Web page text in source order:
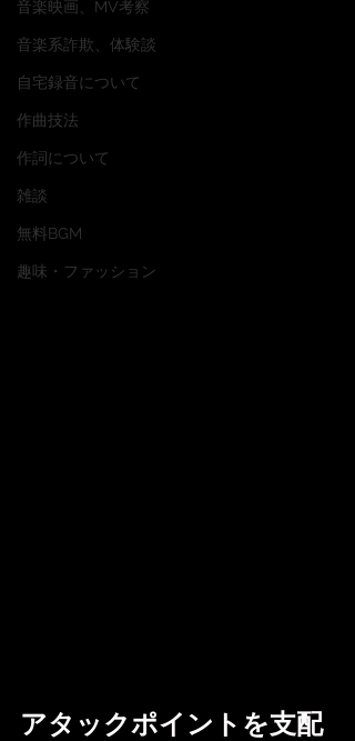
音楽映画、MV考察
音楽系詐欺、体験談
自宅録音について
作曲技法
作詞について
雑談
無料BGM
趣味・ファッション
アタックポイントを支配